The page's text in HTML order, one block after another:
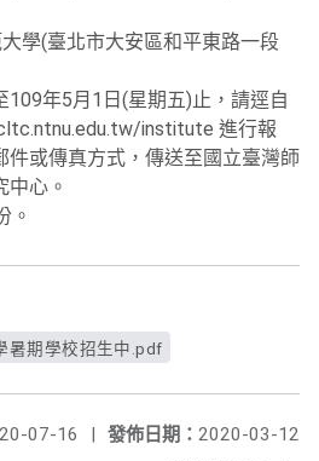
學(臺北市大安區和平東路一段
109年5月1日(星期五)止，請逕自
institute 進行報
件或傳真方式，傳送至國立臺灣師
中心。
。
暑期學校招生中.pdf
發佈日期： 2020-03-12
07-16
|